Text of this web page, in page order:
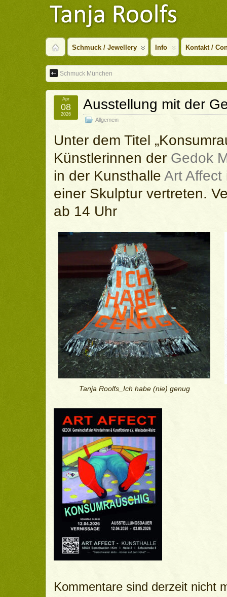
Schmuck / Jewellery Info Kontakt /
Schmuck München
Ausstellung mit der
Allgemein
Apr
08
2026
Unter dem Titel
Künstlerinnen der Gedok
in der Kunsthalle Art Affect
einer Skulptur vertreten.
ab 14 Uhr
Tanja Roolfs_Ich habe (nie) genug
Kommentare sind derzeit nicht